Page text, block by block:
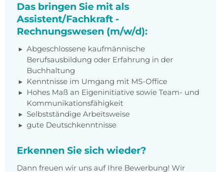
Das bringen Sie mit als
Assistent/Fachkraft -
Rechnungswesen (m/w/d):
Abgeschlossene kaufmännische
Berufsausbildung oder Erfahrung in der
Buchhaltung
Kenntnisse im Umgang mit MS-Office
Hohes Maß an Eigeninitiative sowie Team- und
Kommunikationsfähigkeit
Selbstständige Arbeitsweise
gute Deutschkenntnisse
Erkennen Sie sich wieder?
Dann freuen wir uns auf Ihre Bewerbung! Wir